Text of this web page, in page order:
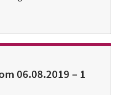
06.08.2019 – 1